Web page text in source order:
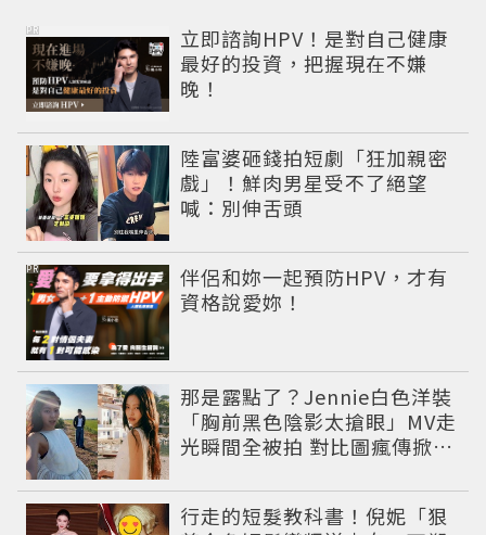
立即諮詢HPV！是對自己健康
最好的投資，把握現在不嫌
晚！
PR
陸富婆砸錢拍短劇「狂加親密
戲」！鮮肉男星受不了絕望
喊：別伸舌頭
伴侶和妳一起預防HPV，才有
資格說愛妳！
PR
那是露點了？Jennie白色洋裝
「胸前黑色陰影太搶眼」MV走
光瞬間全被拍 對比圖瘋傳掀論
行走的短髮教科書！倪妮「狠